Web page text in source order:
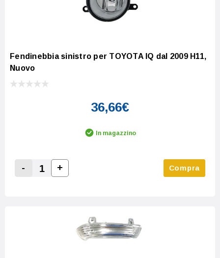
Fendinebbia sinistro per TOYOTA IQ dal 2009 H11,
Nuovo
36,66€
In magazzino
Decrease Quantity:
-
Increase Quantity:
+ Compra